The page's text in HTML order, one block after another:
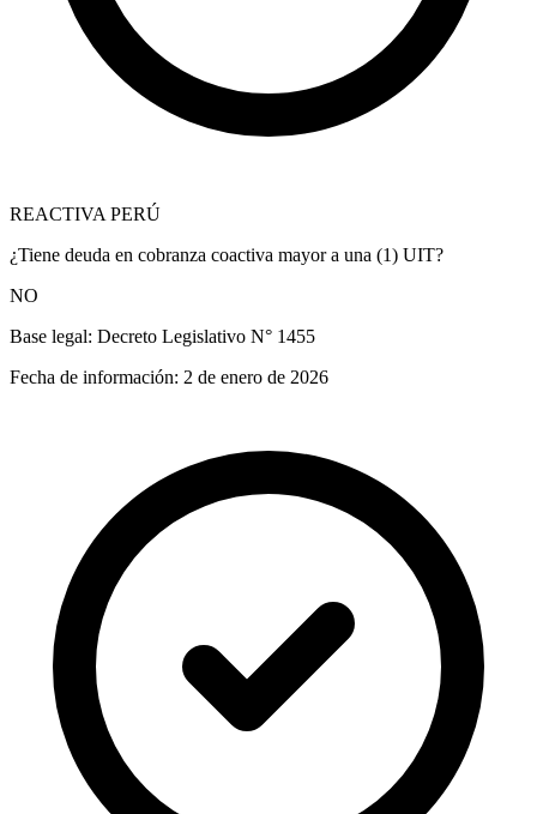
REACTIVA PERÚ
¿Tiene deuda en cobranza coactiva mayor a una (1) UIT?
NO
Base legal: Decreto Legislativo N° 1455
Fecha de información: 2 de enero de 2026